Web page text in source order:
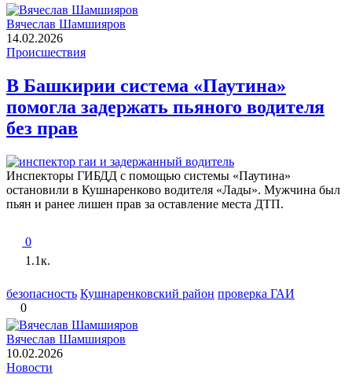
Вячеслав Шамшияров
14.02.2026
Происшествия
В Башкирии система «Паутина»
помогла задержать пьяного водителя
без прав
Инспекторы ГИБДД с помощью системы «Паутина»
остановили в Кушнаренково водителя «Лады». Мужчина был
пьян и ранее лишен прав за оставление места ДТП.
0
1.1к.
безопасность Кушнаренковский район проверка ГАИ
0
Вячеслав Шамшияров
10.02.2026
Новости